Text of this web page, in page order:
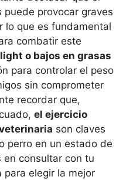
puede provocar graves
lo que es fundamental
combatir este
o bajos en grasas
para controlar el peso
sin comprometer
recordar que,
el ejercicio
son claves
perro en un estado de
consultar con tu
elegir la mejor